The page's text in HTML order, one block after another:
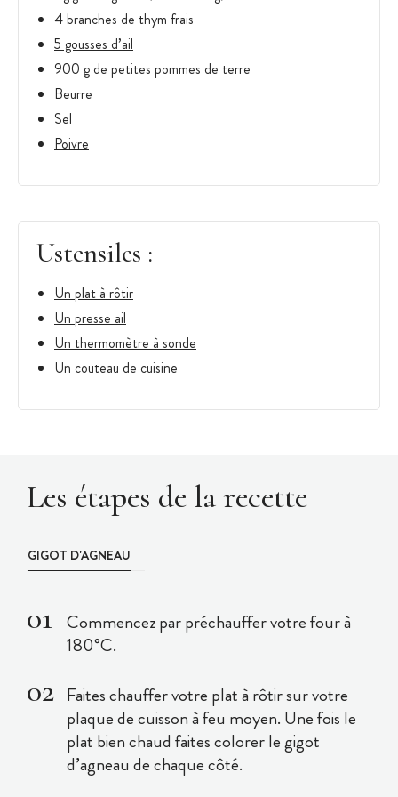
4 branches de thym frais
5 gousses d’ail
900 g de petites pommes de terre
Beurre
Sel
Poivre
Ustensiles :
Un plat à rôtir
Un presse ail
Un thermomètre à sonde
Un couteau de cuisine
Les étapes de la recette
GIGOT D'AGNEAU
Commencez par préchauffer votre four à
180°C.
Faites chauffer votre plat à rôtir sur votre
plaque de cuisson à feu moyen. Une fois le
plat bien chaud faites colorer le gigot
d’agneau de chaque côté.